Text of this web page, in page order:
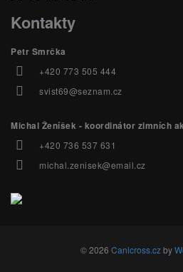
Kontakty
Petr Smrčka
+420 773 505 444
svist69@seznam.cz
Michal Ženíšek - koordinátor zimních
+420 736 537 631
michal.zenisek@email.cz
© 2026 Canicross.czby